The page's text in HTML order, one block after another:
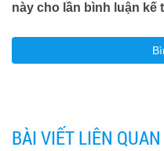
này cho lần bình luận kế
BÀI VIẾT LIÊN QUAN